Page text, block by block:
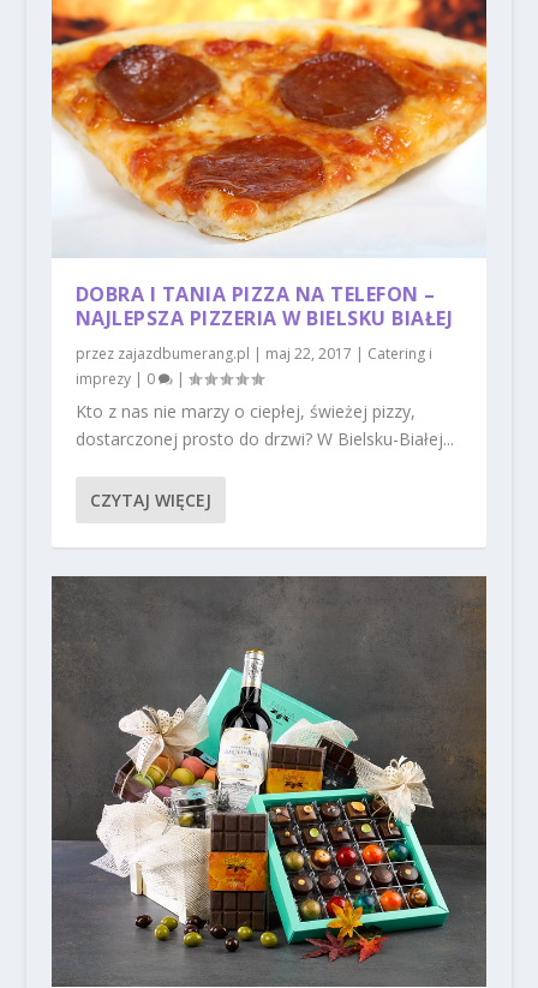
DOBRA I TANIA PIZZA NA TELEFON –
NAJLEPSZA PIZZERIA W BIELSKU BIAŁEJ
przez zajazdbumerang.pl | maj 22, 2017 | Catering i
imprezy| 0 |
Kto z nas nie marzy o ciepłej, świeżej pizzy,
dostarczonej prosto do drzwi? W Bielsku-Białej...
CZYTAJ WIĘCEJ